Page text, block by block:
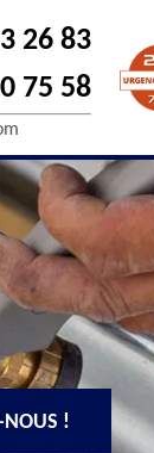
26 83
75 58
NOUS !